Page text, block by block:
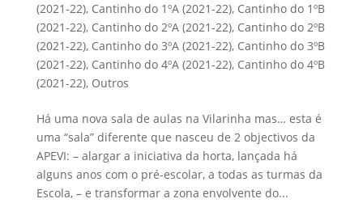
(2021-22), Cantinho do 1ºA (2021-22), Cantinho do 1ºB
(2021-22), Cantinho do 2ºA (2021-22), Cantinho do 2ºB
(2021-22), Cantinho do 3ºA (2021-22), Cantinho do 3ºB
(2021-22), Cantinho do 4ºA (2021-22), Cantinho do 4ºB
(2021-22), Outros
Há uma nova sala de aulas na Vilarinha mas… esta é
uma “sala” diferente que nasceu de 2 objectivos da
APEVI: – alargar a iniciativa da horta, lançada há
alguns anos com o pré-escolar, a todas as turmas da
Escola, – e transformar a zona envolvente do...